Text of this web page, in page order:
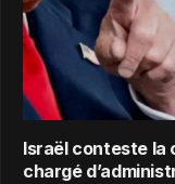
Israël conteste la
chargé